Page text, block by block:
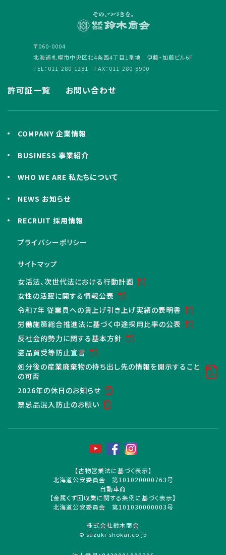
〒060-0004
北海道札幌市中央区北4条西4丁目1番地 伊藤・加藤ビル6F
TEL：011-280-1281 FAX：011-280-8900
許可証一覧 お問い合わせ
COMPANY 企業情報
BUSINESS 事業紹介
WHO WE ARE 私たちについて
NEWS お知らせ
RECRUIT 採用情報
プライバシーポリシー
サイトマップ
女活法、次世代法における行動計画
女性の活躍に関する情報公表
令和7年 従業員への賃上げ引き上げ実績の表明書
労働施策総合推進法に基づく中途採用比率の公表
反社会的勢力に関する基本方針
盗品買受等防止宣言
処分後の産業廃棄物の持ち出し先の情報を開示すること
の可否
2026年の休日のお知らせ
禁忌品混入防止のお願い
【古物営業法に基づく表示】
北海道公安委員会 第101020000763号
自動車商
【金属くず回収業に関する条例に基づく表示】
北海道公安委員会 第101030000003号
株式会社鈴木商会
© suzuki-shokai.co.jp